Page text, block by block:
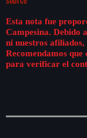
Esta nota fue
Campesina. Debido
ni nuestros
Recomendamos
para verificar el